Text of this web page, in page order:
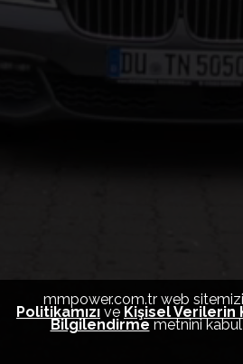
mmpower.com.tr web
Politikamızı ve Kişisel Verilerin
Bilgilendirmemetnini kabul